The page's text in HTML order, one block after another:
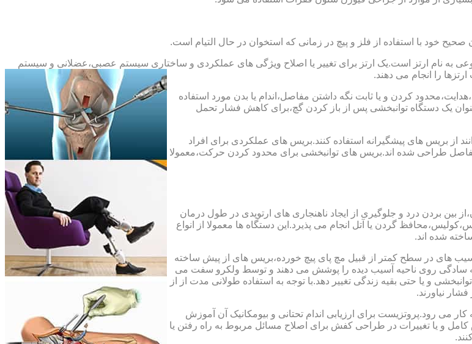
خود با استفاده از فلز و پیچ در زمانی که استخوان در حال التیام است.
نام ارتز است.یک ارتز برای تغییر یا اصلاح ویژگی های عملکردی و ساختاری سیستم عصبی،عضلانی و سیستم
را انجام می دهند.
کردن و یا ثابت نگه داشتن مفاصل،اندام یا بدن مورد استفاده
یک دستگاه توانبخشی پس از باز کردن گچ،برای کاهش فشار تحمل
بریس های پیشگیرانه استفاده کنند.بریس های عملکردی برای افراد
طراحی شده اند.بریس های توانبخشی برای محدود کردن حرکت،معمولا
بین بردن درد و جلوگیری از ایجاد ناهنجاری های ارتوپدی در طول درمان
گردن یا آتل انجام می پذیرد.این دستگاه ها معمولا از انواع
شده اند.
های در سطح کمتر از قبیل مچ پای پیچ خورده،بریس های از پیش ساخته
به سادگی روی ناحیه آسیب دیده را پوشش می دهند و توسط ولکرو سفت می
و یا حتی بقیه زندگی تغییر دهد.با توجه به استفاده طولانی مدت از از
نیاورند.
می رود.پروتزیست برای ارزیابی اندام تحتانی و بیومکانیک آن آموزش
و یا تغییرات در طراحی کفش برای اصلاح مسائل مربوط به راه رفتن یا